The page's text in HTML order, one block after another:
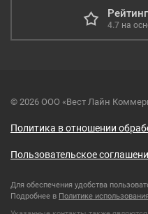
4.7 на
© 2026 ООО «Вест Лайн
Политика в отношении
Пользовательское
Для обеспечения удобства
Подробнее в Политике